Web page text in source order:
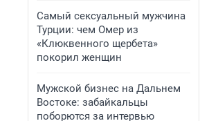
Самый сексуальный мужчина
Турции: чем Омер из
«Клюквенного щербета»
покорил женщин
Мужской бизнес на Дальнем
Востоке: забайкальцы
поборются за интервью